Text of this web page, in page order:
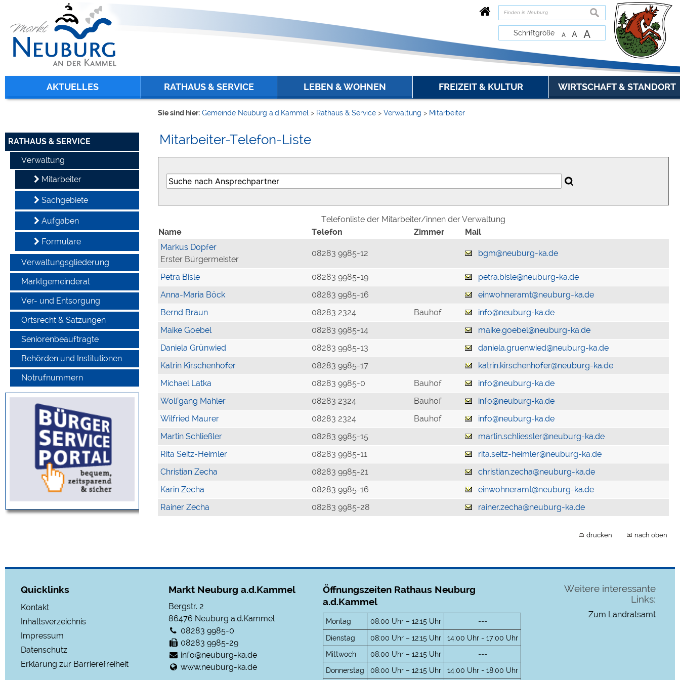
zur Navigation oder zur Startseitespringen.
suchen
Schriftgröße A A A
AKTUELLES RATHAUS & SERVICE LEBEN & WOHNEN FREIZEIT & KULTUR WIRTSCHAFT & STANDORT
RATHAUS & SERVICE
Verwaltung
Mitarbeiter
Sachgebiete
Aufgaben
Formulare
Verwaltungsgliederung
Marktgemeinderat
Ver- und Entsorgung
Ortsrecht & Satzungen
Seniorenbeauftragte
Behörden und Institutionen
Notrufnummern
Sie sind hier: Gemeinde Neuburg a.d.Kammel > Rathaus & Service > Verwaltung > Mitarbeiter
Mitarbeiter-Telefon-Liste
Telefonliste der Mitarbeiter/innen der Verwaltung
Name
Telefon Zimmer
Mail
Markus Dopfer
Erster Bürgermeister
08283 9985-12 bgm@neuburg-ka.de
Petra Bisle 08283 9985-19
petra.bisle@neuburg-ka.de
Anna-Maria Böck
08283 9985-16
einwohneramt@neuburg-ka.de
Bernd Braun
08283 2324 Bauhof
info@neuburg-ka.de
Maike Goebel
08283 9985-14
maike.goebel@neuburg-ka.de
Daniela Grünwied
08283 9985-13
daniela.gruenwied@neuburg-ka.de
Katrin Kirschenhofer
08283 9985-17
katrin.kirschenhofer@neuburg-ka.de
Michael Latka
08283 9985-0 Bauhof
info@neuburg-ka.de
Wolfgang Mahler
08283 2324 Bauhof
info@neuburg-ka.de
Wilfried Maurer
08283 2324 Bauhof
info@neuburg-ka.de
Martin Schließler
08283 9985-15
martin.schliessler@neuburg-ka.de
Rita Seitz-Heimler
08283 9985-11
rita.seitz-heimler@neuburg-ka.de
Christian Zecha
08283 9985-21
christian.zecha@neuburg-ka.de
Karin Zecha
08283 9985-16
einwohneramt@neuburg-ka.de
Rainer Zecha
08283 9985-28 rainer.zecha@neuburg-ka.de
drucken nach oben
Quicklinks
Kontakt
Inhaltsverzeichnis
Impressum
Datenschutz
Erklärung zur Barrierefreiheit
Markt Neuburg a.d.Kammel
Bergstr. 2
86476 Neuburg a.d.Kammel
08283 9985-0
08283 9985-29
info@neuburg-ka.de
www.neuburg-ka.de
Öffnungszeiten Rathaus Neuburg
a.d.Kammel
Montag 08:00 Uhr – 12:15 Uhr
---
Dienstag
08:00 Uhr – 12:15 Uhr
14:00 Uhr - 17:00 Uhr
Mittwoch
08:00 Uhr – 12:15 Uhr
---
Donnerstag
08:00 Uhr – 12:15 Uhr 14:00 Uhr - 18:00 Uhr
Weitere interessante
Links:
Zum Landratsamt